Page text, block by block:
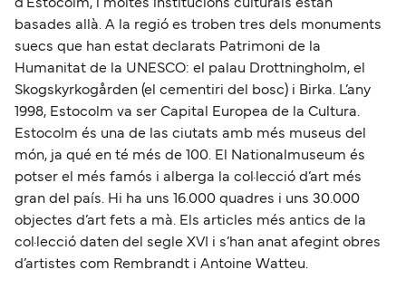
d’Estocolm, i moltes institucions culturals estan
basades allà. A la regió es troben tres dels monuments
suecs que han estat declarats Patrimoni de la
Humanitat de la UNESCO: el palau Drottningholm, el
Skogskyrkogården (el cementiri del bosc) i Birka. L’any
1998, Estocolm va ser Capital Europea de la Cultura.
Estocolm és una de las ciutats amb més museus del
món, ja qué en té més de 100. El Nationalmuseum és
potser el més famós i alberga la col·lecció d’art més
gran del país. Hi ha uns 16.000 quadres i uns 30.000
objectes d’art fets a mà. Els articles més antics de la
col·lecció daten del segle XVI i s’han anat afegint obres
d’artistes com Rembrandt i Antoine Watteu.